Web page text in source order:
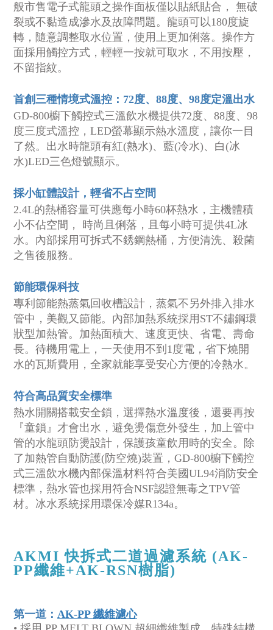
般市售電子式龍頭之操作面板僅以貼紙貼合， 無破
裂或不黏造成滲水及故障問題。龍頭可以180度旋
轉，隨意調整取水位置，使用上更加俐落。操作方
面採用觸控方式，輕輕一按就可取水，不用按壓，
不留指紋。
首創三種情境式溫控：72度、88度、98度定溫出水
GD-800櫥下觸控式三溫飲水機提供72度、88度、98
度三度式溫控，LED螢幕顯示熱水溫度，讓你一目
了然。出水時龍頭有紅(熱水)、藍(冷水)、白(冰
水)LED三色燈號顯示。
採小缸體設計，輕省不占空間
2.4L的熱桶容量可供應每小時60杯熱水，主機體積
小不佔空間， 時尚且俐落，且每小時可提供4L冰
水。內部採用可拆式不銹鋼熱桶，方便清洗、殺菌
之售後服務。
節能環保科技
專利節能熱蒸氣回收槽設計，蒸氣不另外排入排水
管中，美觀又節能。內部加熱系統採用ST不鏽鋼環
狀型加熱管。加熱面積大、速度更快、省電、壽命
長。待機用電上，一天使用不到1度電，省下燒開
水的瓦斯費用，全家就能享受安心方便的冷熱水。
符合高品質安全標準
熱水開關搭載安全鎖，選擇熱水溫度後，還要再按
『童鎖』才會出水，避免燙傷意外發生，加上管中
管的水龍頭防燙設計，保護孩童飲用時的安全。除
了加熱管自動防護(防空燒)裝置，GD-800櫥下觸控
式三溫飲水機內部保溫材料符合美國UL94消防安全
標準，熱水管也採用符合NSF認證無毒之TPV管
材。冰水系統採用環保冷媒R134a。
AKMI快拆式二道過濾系統 (AK-
PP纖維+AK-RSN樹脂)
第一道： AK-PP 纖維濾心